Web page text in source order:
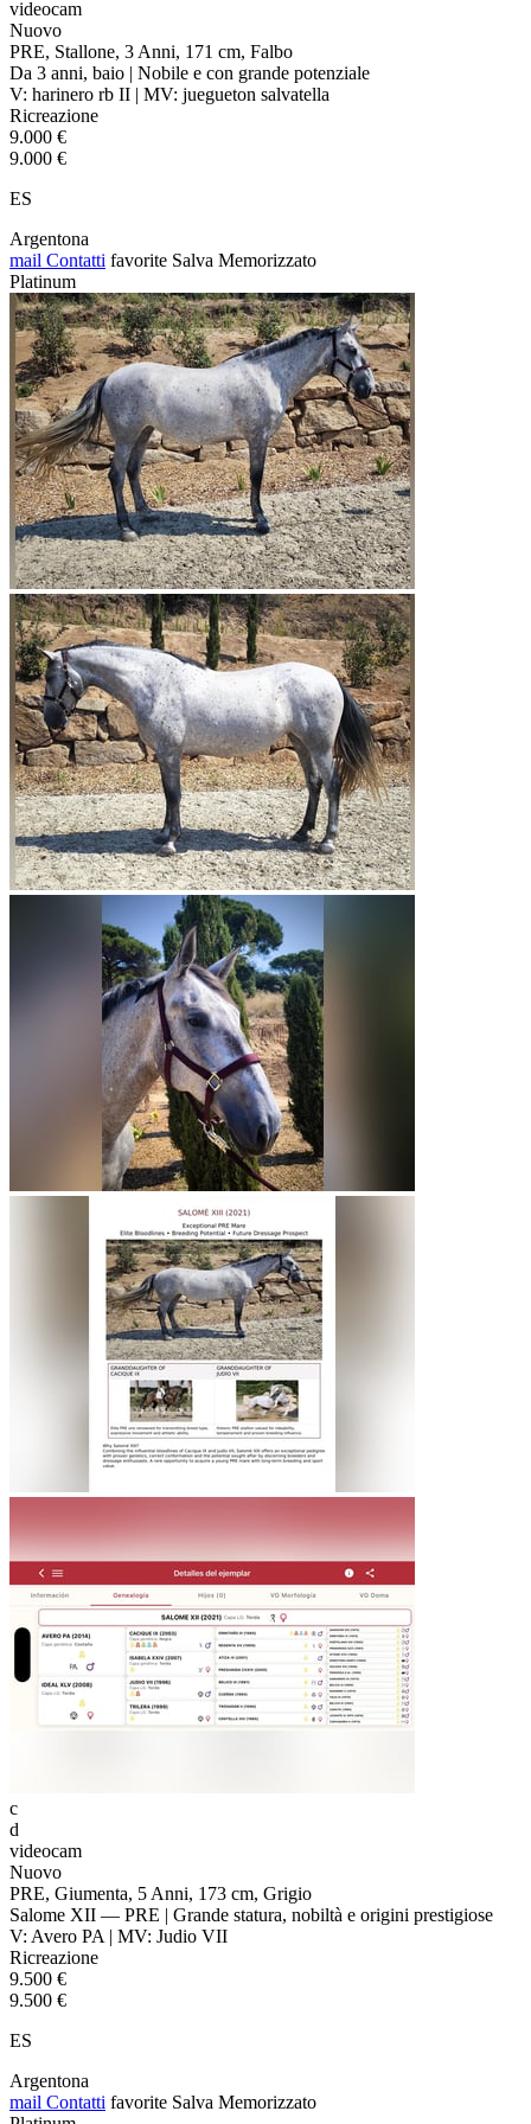
videocam
Nuovo
PRE, Stallone, 3 Anni, 171 cm, Falbo
Da 3 anni, baio | Nobile e con grande potenziale
V: harinero rb II | MV: juegueton salvatella
Ricreazione
9.000 €
9.000 €
ES
Argentona
mail Contatti favorite Salva Memorizzato
Platinum
c
d
videocam
Nuovo
PRE, Giumenta, 5 Anni, 173 cm, Grigio
Salome XII — PRE | Grande statura, nobiltà e origini prestigiose
V: Avero PA | MV: Judio VII
Ricreazione
9.500 €
9.500 €
ES
Argentona
mail Contatti favorite Salva Memorizzato